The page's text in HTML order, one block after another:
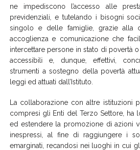
ne impediscono l’accesso alle
previdenziali, e tutelando i bisogni
singolo e delle famiglie, grazie alla
accoglienza e comunicazione che
intercettare persone in stato di povertà
accessibili e, dunque, effettivi,
strumenti a sostegno della povertà
leggi ed attuati dall’Istituto.
La collaborazione con altre istituzioni
compresi gli Enti del Terzo Settore, ha
ed estendere la promozione di azioni
inespressi, al fine di raggiungere i
emarginati, recandosi nei luoghi in cui